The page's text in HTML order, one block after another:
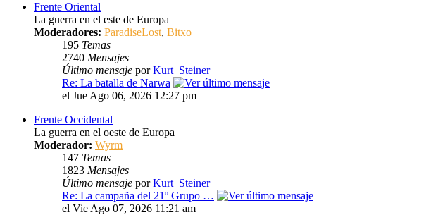
Frente Oriental
La guerra en el este de Europa
Moderadores: ParadiseLost, Bitxo
195 Temas
2740 Mensajes
Último mensaje porKurt_Steiner
Re: La batalla de Narwa
el Jue Ago 06, 2026 12:27 pm
Frente Occidental
La guerra en el oeste de Europa
Moderador: Wyrm
147 Temas
1823 Mensajes
Último mensaje porKurt_Steiner
Re: La campaña del 21º Grupo …
el Vie Ago 07, 2026 11:21 am